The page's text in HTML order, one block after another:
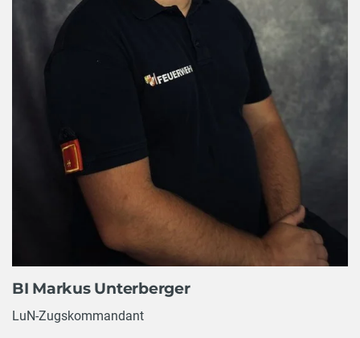
BI Markus Unterberger
LuN-Zugskommandant